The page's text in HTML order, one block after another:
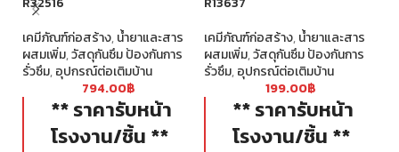
เคมีภัณฑ์ก่อสร้าง,น้ำยาและสาร
ผสมเพิ่ม,วัสดุกันซึม ป้องกันการ
รั่วซึม,อุปกรณ์ต่อเติมบ้าน
794.00฿
** ราคารับหน้า
โรงงาน/ชิ้น **
เคมีภัณฑ์ก่อสร้าง,น้ำยาและสาร
ผสมเพิ่ม,วัสดุกันซึม ป้องกันการ
รั่วซึม,อุปกรณ์ต่อเติมบ้าน
199.00฿
** ราคารับหน้า
โรงงาน/ชิ้น **